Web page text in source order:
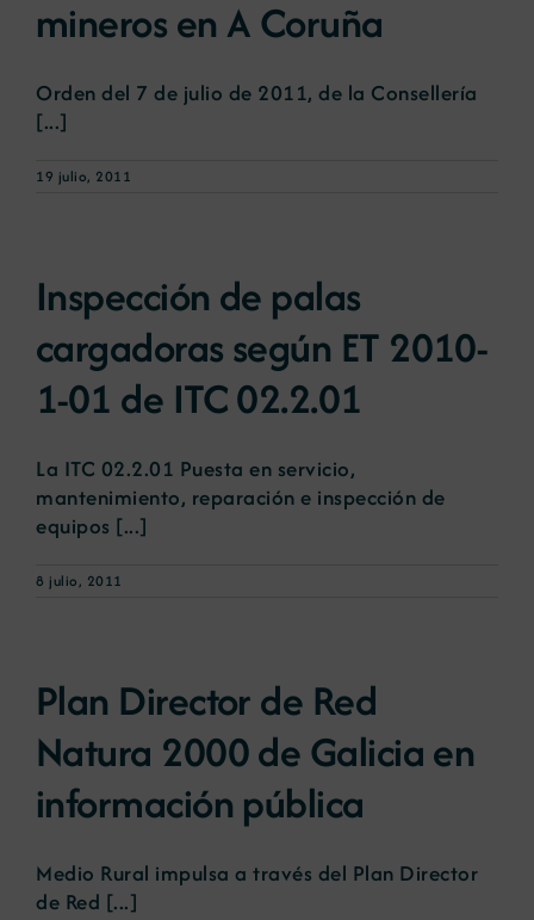
mineros en A Coruña
Orden del 7 de julio de 2011, de la Consellería
[...]
19 julio, 2011
Inspección de palas
cargadoras según ET 2010-
1-01 de ITC 02.2.01
La ITC 02.2.01 Puesta en servicio,
mantenimiento, reparación e inspección de
equipos [...]
8 julio, 2011
Plan Director de Red
Natura 2000 de Galicia en
información pública
Medio Rural impulsa a través del Plan Director
de Red [...]